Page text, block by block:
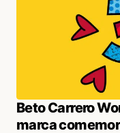
Beto Carrero
marca